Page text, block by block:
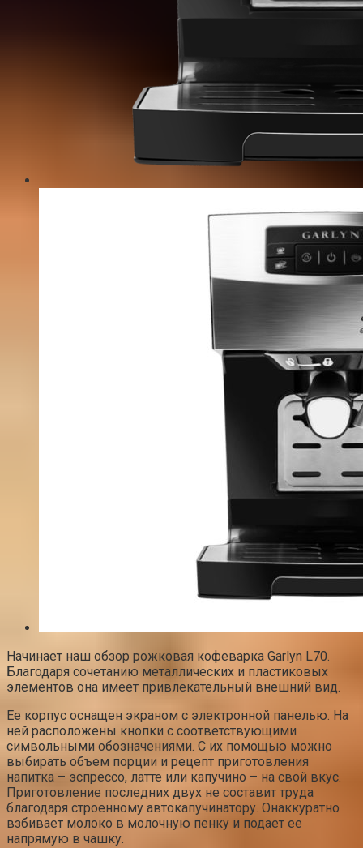
Начинает наш обзор рожковая кофеварка Garlyn L70.
Благодаря сочетанию металлических и пластиковых
элементов она имеет привлекательный внешний вид.
Ее корпус оснащен экраном с электронной панелью. На
ней расположены кнопки с соответствующими
символьными обозначениями. С их помощью можно
выбирать объем порции и рецепт приготовления
напитка – эспрессо, латте или капучино – на свой вкус.
Приготовление последних двух не составит труда
благодаря строенному автокапучинатору. Онаккуратно
взбивает молоко в молочную пенку и подает ее
напрямую в чашку.